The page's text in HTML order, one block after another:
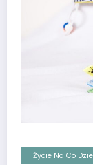
Życie Na Co